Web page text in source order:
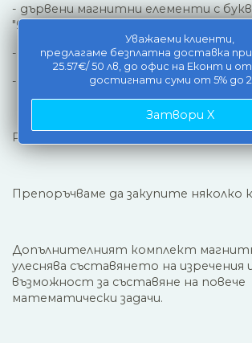
Уважаеми клиенти,
предлагаме безплатна доставка при
25.57€/ 50 лв, до офис на Еконт и
достигнати суми от 5% до
Затвори X
- дървени магнитни елементи с
"Я" от българската азбука,
- магнитни елементи с числата от 1
- магнитни математически знаци ( +, -
Размери на елемент - 3 * 3 * 3 см.
Препоръчваме да закупите няколко
Допълнителният комплект
улеснява съставянето на изречения
възможност за съставяне на повече
математически задачи.